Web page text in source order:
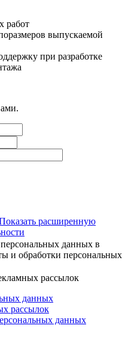
работ
выпускаемой
при разработке
расширенную
данных в
и обработки персональных
рассылок
данных
рассылок
данных